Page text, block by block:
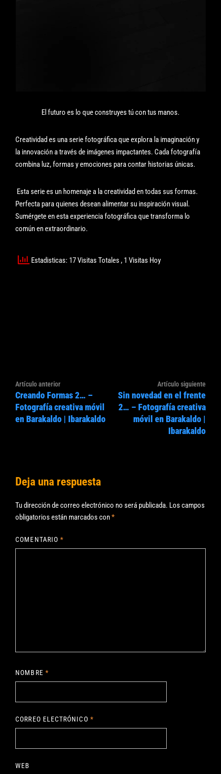
El futuro es lo que construyes tú con tus manos.
Creatividad es una serie fotográfica que explora la imaginación y
la innovación a través de imágenes impactantes. Cada fotografía
combina luz, formas y emociones para contar historias únicas.
Esta serie es un homenaje a la creatividad en todas sus formas.
Perfecta para quienes desean alimentar su inspiración visual.
Sumérgete en esta experiencia fotográfica que transforma lo
común en extraordinario.
Estadisticas: 17 Visitas Totales, 1 Visitas Hoy
Navegación
de
entradas
Artículo anteriorArtículo
anterior:
Creando Formas 2… –
Fotografía creativa móvil
en Barakaldo | Ibarakaldo
Artículo siguiente
Sin novedad en el frente
2… – Fotografía creativa
móvil en Barakaldo |
Ibarakaldo
Deja una respuesta
Tu dirección de correo electrónico no será publicada. Los campos
obligatorios están marcados con*
COMENTARIO*
NOMBRE *
CORREO ELECTRÓNICO *
WEB